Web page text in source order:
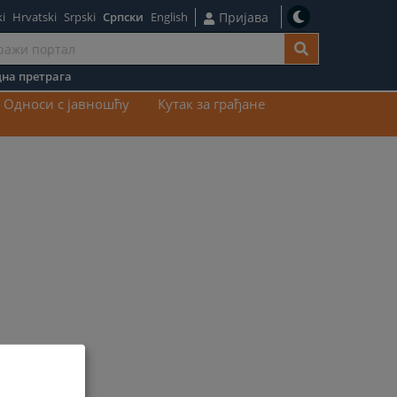
Hrvatski Srpski Српски English Пријава
претрага
Односи с јавношћу
Кутак за грађане